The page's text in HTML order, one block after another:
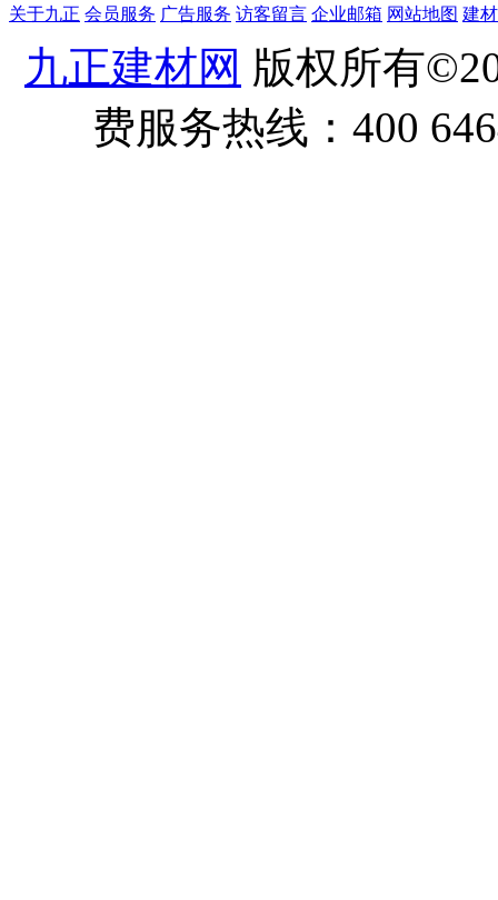
关于九正 会员服务 广告服务 访客留言 企业邮箱 网站地图 建
九正建材网 版权所有
费服务热线：400